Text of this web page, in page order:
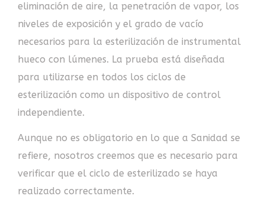
eliminación de aire, la penetración de vapor, los
niveles de exposición y el grado de vacío
necesarios para la esterilización de instrumental
hueco con lúmenes. La prueba está diseñada
para utilizarse en todos los ciclos de
esterilización como un dispositivo de control
independiente.
Aunque no es obligatorio en lo que a Sanidad se
refiere, nosotros creemos que es necesario para
verificar que el ciclo de esterilizado se haya
realizado correctamente.